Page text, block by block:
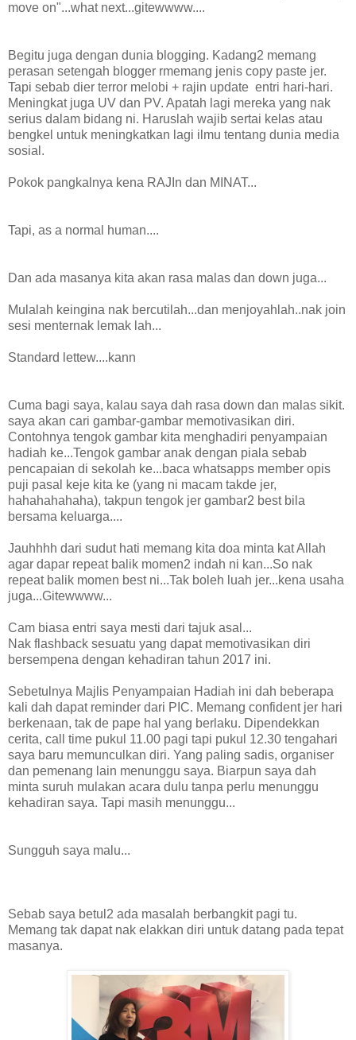
move on"...what next...gitewwww....
Begitu juga dengan dunia blogging. Kadang2 memang
perasan setengah blogger rmemang jenis copy paste jer.
Tapi sebab dier terror melobi + rajin update entri hari-hari.
Meningkat juga UV dan PV. Apatah lagi mereka yang nak
serius dalam bidang ni. Haruslah wajib sertai kelas atau
bengkel untuk meningkatkan lagi ilmu tentang dunia media
sosial.
Pokok pangkalnya kena RAJIn dan MINAT...
Tapi, as a normal human....
Dan ada masanya kita akan rasa malas dan down juga...
Mulalah keingina nak bercutilah...dan menjoyahlah..nak join
sesi menternak lemak lah...
Standard lettew....kann
Cuma bagi saya, kalau saya dah rasa down dan malas sikit.
saya akan cari gambar-gambar memotivasikan diri.
Contohnya tengok gambar kita menghadiri penyampaian
hadiah ke...Tengok gambar anak dengan piala sebab
pencapaian di sekolah ke...baca whatsapps member opis
puji pasal keje kita ke (yang ni macam takde jer,
hahahahahaha), takpun tengok jer gambar2 best bila
bersama keluarga....
Jauhhhh dari sudut hati memang kita doa minta kat Allah
agar dapar repeat balik momen2 indah ni kan...So nak
repeat balik momen best ni...Tak boleh luah jer...kena usaha
juga...Gitewwww...
Cam biasa entri saya mesti dari tajuk asal...
Nak flashback sesuatu yang dapat memotivasikan diri
bersempena dengan kehadiran tahun 2017 ini.
Sebetulnya Majlis Penyampaian Hadiah ini dah beberapa
kali dah dapat reminder dari PIC. Memang confident jer hari
berkenaan, tak de pape hal yang berlaku. Dipendekkan
cerita, call time pukul 11.00 pagi tapi pukul 12.30 tengahari
saya baru memunculkan diri. Yang paling sadis, organiser
dan pemenang lain menunggu saya. Biarpun saya dah
minta suruh mulakan acara dulu tanpa perlu menunggu
kehadiran saya. Tapi masih menunggu...
Sungguh saya malu...
Sebab saya betul2 ada masalah berbangkit pagi tu.
Memang tak dapat nak elakkan diri untuk datang pada tepat
masanya.